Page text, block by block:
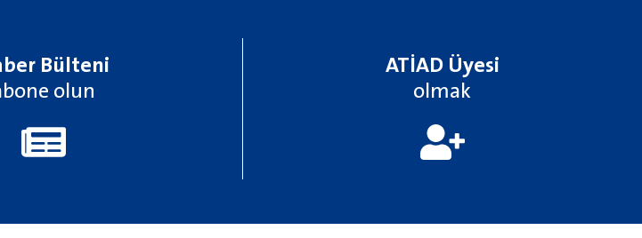
Bülteni
olun
ATİAD Üyesi
olmak